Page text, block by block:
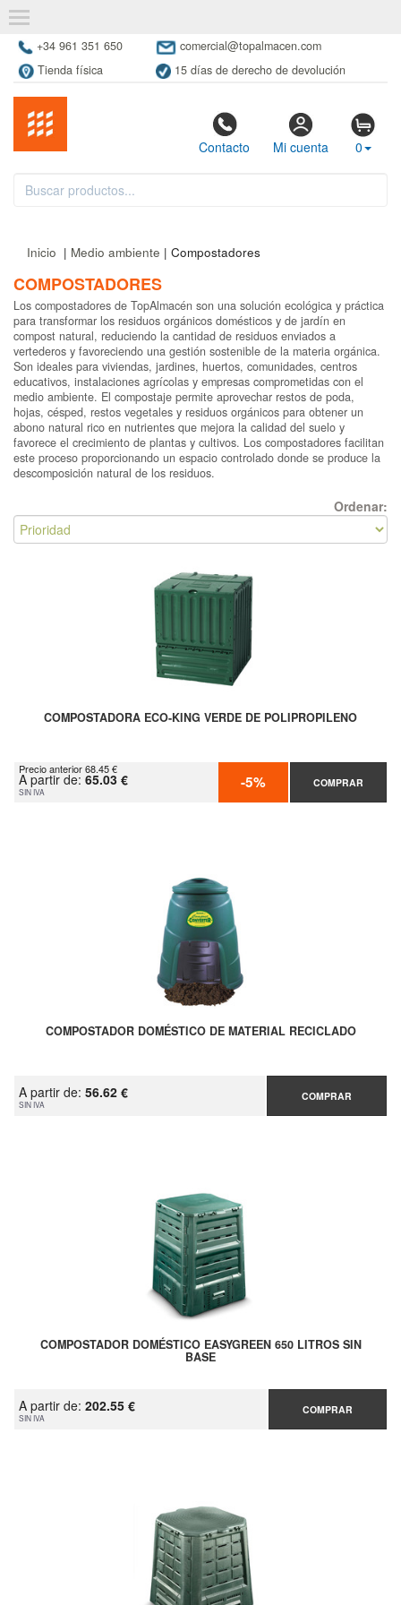
+34 961 351 650
comercial@topalmacen.com
Tienda física
15 días de derecho de devolución
Contacto Mi cuenta 0
Inicio | Medio ambiente | Compostadores
COMPOSTADORES
Los compostadores de TopAlmacén son una solución ecológica y práctica
para transformar los residuos orgánicos domésticos y de jardín en
compost natural, reduciendo la cantidad de residuos enviados a
vertederos y favoreciendo una gestión sostenible de la materia orgánica.
Son ideales para viviendas, jardines, huertos, comunidades, centros
educativos, instalaciones agrícolas y empresas comprometidas con el
medio ambiente. El compostaje permite aprovechar restos de poda,
hojas, césped, restos vegetales y residuos orgánicos para obtener un
abono natural rico en nutrientes que mejora la calidad del suelo y
favorece el crecimiento de plantas y cultivos. Los compostadores facilitan
este proceso proporcionando un espacio controlado donde se produce la
descomposición natural de los residuos.
Ordenar:
COMPOSTADORA ECO-KING VERDE DE POLIPROPILENO
Precio anterior 68.45 €
A partir de: 65.03 €
SIN IVA -5% COMPRAR
COMPOSTADOR DOMÉSTICO DE MATERIAL RECICLADO
A partir de: 56.62 €
SIN IVA
COMPRAR
COMPOSTADOR DOMÉSTICO EASYGREEN 650 LITROS SIN
BASE
A partir de: 202.55 €
SIN IVA
COMPRAR